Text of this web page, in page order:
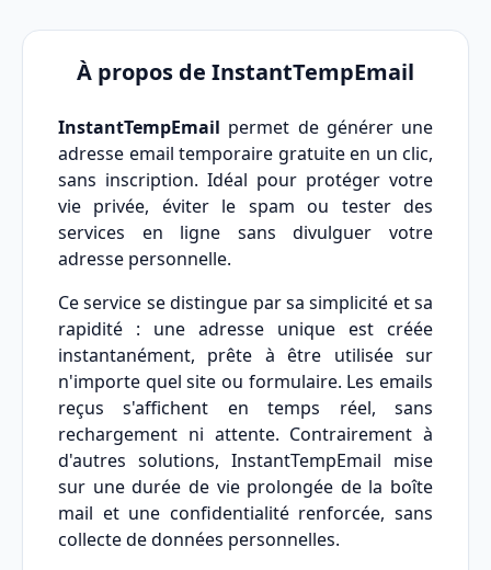
À propos de InstantTempEmail
InstantTempEmail permet de générer une
adresse email temporaire gratuite en un clic,
sans inscription. Idéal pour protéger votre
vie privée, éviter le spam ou tester des
services en ligne sans divulguer votre
adresse personnelle.
Ce service se distingue par sa simplicité et sa
rapidité : une adresse unique est créée
instantanément, prête à être utilisée sur
n'importe quel site ou formulaire. Les emails
reçus s'affichent en temps réel, sans
rechargement ni attente. Contrairement à
d'autres solutions, InstantTempEmail mise
sur une durée de vie prolongée de la boîte
mail et une confidentialité renforcée, sans
collecte de données personnelles.